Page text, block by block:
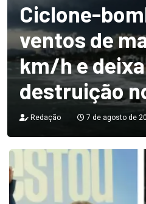
Ciclone-
ventos de
km/h e
destruição
Redação 7 de agosto de